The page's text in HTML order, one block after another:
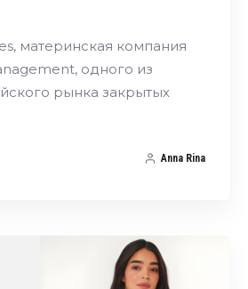
материнская компания
одного из
рынка закрытых
Anna Rina